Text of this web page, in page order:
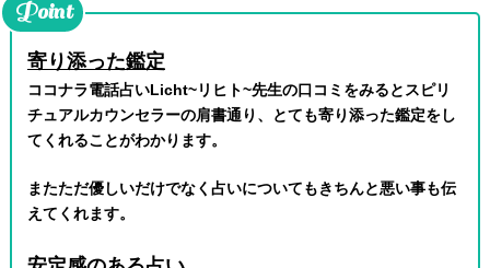
寄り添った鑑定
ココナラ電話占いLicht~リヒト~先生の口コミをみるとスピリ
チュアルカウンセラーの肩書通り、とても寄り添った鑑定をし
てくれることがわかります。
またただ優しいだけでなく占いについてもきちんと悪い事も伝
えてくれます。